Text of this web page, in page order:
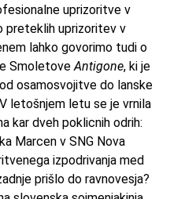
uprizoritve v
preteklih uprizoritev v
lahko govorimo tudi o
SmoletoveAntigone, ki je
osamosvojitve do lanske
letošnjem letu se je vrnila
kar dveh poklicnih odrih:
Marcen v SNG Nova
izpodrivanja med
prišlo do ravnovesja?